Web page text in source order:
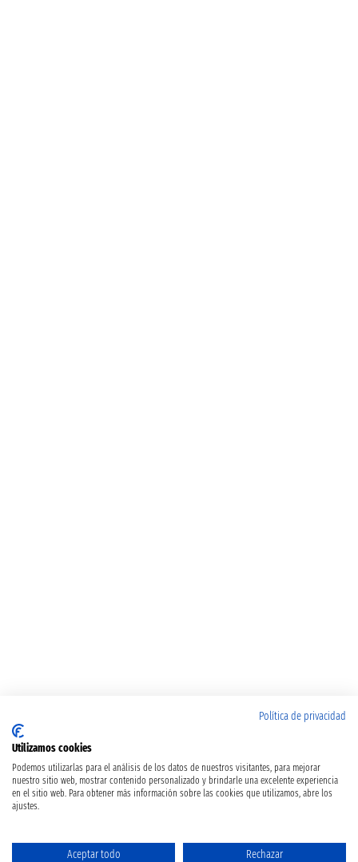
Política de privacidad
Utilizamos cookies
Podemos utilizarlas para el análisis de los datos de nuestros visitantes, para mejorar
nuestro sitio web, mostrar contenido personalizado y brindarle una excelente experiencia
en el sitio web. Para obtener más información sobre las cookies que utilizamos, abre los
ajustes.
Aceptar todo Rechazar